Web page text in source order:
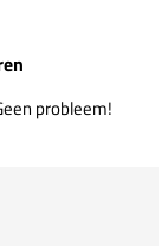
probleem!